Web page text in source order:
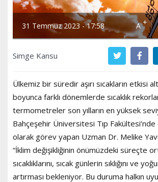
31 Temmuz 2023 - 17:58 A+
Simge Kansu
Ülkemiz bir süredir aşırı sıcakların etkisi
boyunca farklı dönemlerde sıcaklık rekorları
termometreler son yılların en yüksek
Bahçeşehir Üniversitesi Tıp
olarak görev yapan Uzman Dr. Melike
“İklim değişikliğinin önümüzdeki süreçte
sıcaklıklarını, sıcak günlerin sıklığını ve
artırması bekleniyor. Bu duruma halkın